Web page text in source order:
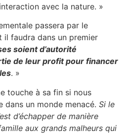
avec la nature. »
passera par le
il faudra dans un premier
soient d’autorité
de leur profit pour financer
. »
touche à sa fin si nous
un monde menacé. Si le
d’échapper de manière
aux grands malheurs qui